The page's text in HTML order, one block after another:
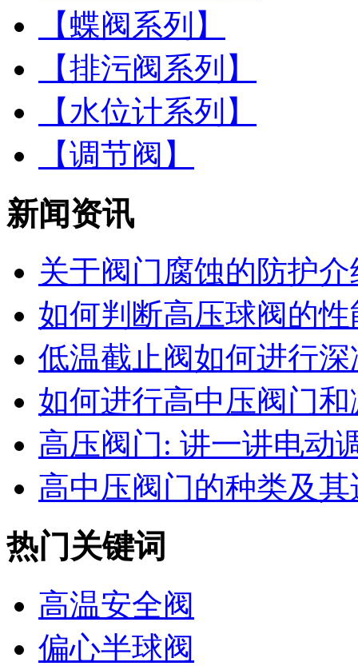
【蝶阀系列】
【排污阀系列】
【水位计系列】
【调节阀】
新闻资讯
关于阀门腐蚀的防护介
如何判断高压球阀的性
低温截止阀如何进行
如何进行高中压阀门和
高压阀门: 讲一讲电动
高中压阀门的种类及其
热门关键词
高温安全阀
偏心半球阀